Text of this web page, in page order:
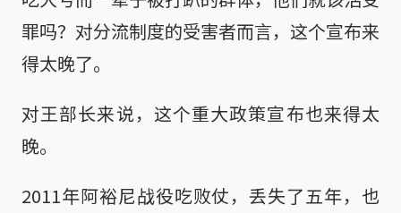
罪吗？对分流制度的受害者而言，这个宣布来
得太晚了。
对王部长来说，这个重大政策宣布也来得太
晚。
2011年阿裕尼战役吃败仗，丢失了五年，也